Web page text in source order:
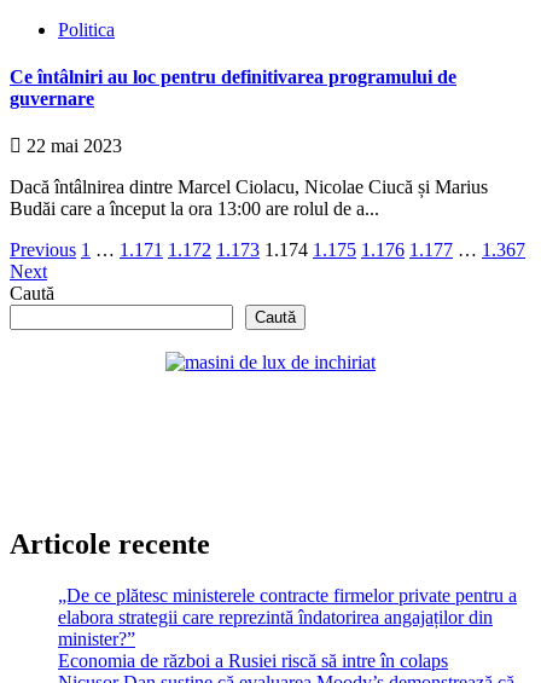
Politica
Ce întâlniri au loc pentru definitivarea programului de
guvernare
22 mai 2023
Dacă întâlnirea dintre Marcel Ciolacu, Nicolae Ciucă și Marius
Budăi care a început la ora 13:00 are rolul de a...
Paginație
articole
Previous 1 … 1.171 1.172 1.173 1.174 1.175 1.176 1.177 … 1.367
Next
Caută
Caută
Articole recente
„De ce plătesc ministerele contracte firmelor private pentru a
elabora strategii care reprezintă îndatorirea angajaților din
minister?”
Economia de război a Rusiei riscă să intre în colaps